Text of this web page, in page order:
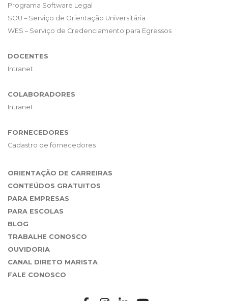
Programa Software Legal
SOU – Serviço de Orientação Universitária
WES – Serviço de Credenciamento para Egressos
DOCENTES
Intranet
COLABORADORES
Intranet
FORNECEDORES
Cadastro de fornecedores
ORIENTAÇÃO DE CARREIRAS
CONTEÚDOS GRATUITOS
PARA EMPRESAS
PARA ESCOLAS
BLOG
TRABALHE CONOSCO
OUVIDORIA
CANAL DIRETO MARISTA
FALE CONOSCO